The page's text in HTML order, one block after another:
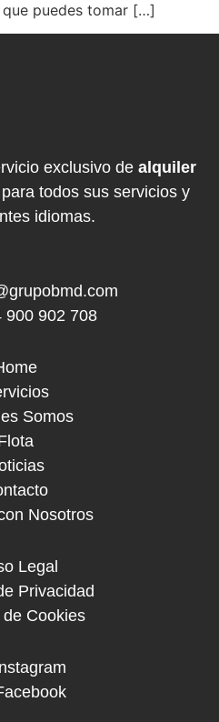
puedes tomar […]
exclusivo de alquiler
para todos sus servicios y
idiomas.
900 902 708
Somos
Nosotros
Legal
Privacidad
Cookies